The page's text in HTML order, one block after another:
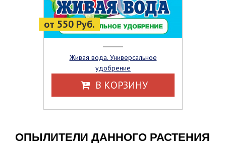
от 550 Руб.
Живая вода. Универсальное
удобрение
В КОРЗИНУ
ОПЫЛИТЕЛИ ДАННОГО РАСТЕНИЯ